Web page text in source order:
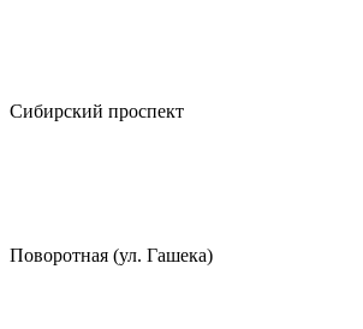
Сибирский проспект
Поворотная (ул. Гашека)